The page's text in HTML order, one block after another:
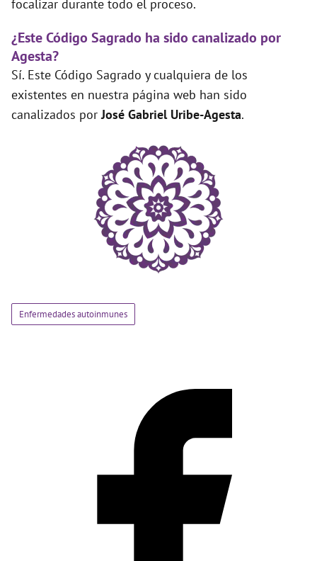
focalizar durante todo el proceso.
¿Este Código Sagrado ha sido canalizado por
Agesta?
Sí. Este Código Sagrado y cualquiera de los
existentes en nuestra página web han sido
canalizados porJosé Gabriel Uribe-Agesta.
Enfermedades autoinmunes